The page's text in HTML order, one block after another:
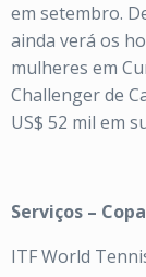
em setembro.
ainda verá os
mulheres em
Challenger de
US$ 52 mil em
Serviços –
ITF World